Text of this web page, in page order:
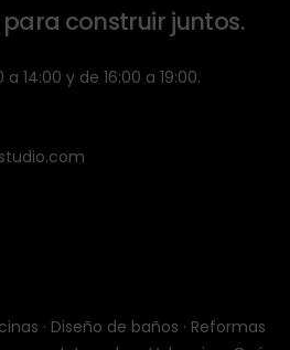
construir juntos.
14:00 y de 16:00 a 19:00.
· Diseño de baños · Reformas